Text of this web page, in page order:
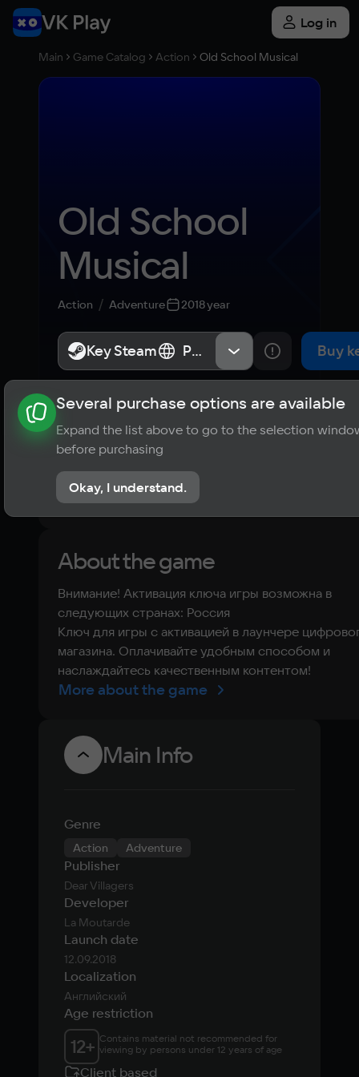
Log in
Main Game Catalog Action Old School Musical
Old School
Musical
Action Adventure 2018 year
Key Steam Россия Buy
About the game News Requirements
? Player ratings
No reviews
About the game
Внимание! Активация ключа игры возможна в
следующих странах: Россия
Ключ для игры с активацией в лаунчере
магазина. Оплачивайте удобным способом и
наслаждайтесь качественным контентом!
More about the game
Main Info
Genre
Action Adventure
Publisher
Dear Villagers
Developer
La Moutarde
Launch date
12.09.2018
Localization
Английский
Age restriction
12+ Contains material not recommended for
viewing by persons under 12 years of age
Client based
Key Steam Россия
Several purchase options are available
Expand the list above to go to the selection
before purchasing
Okay, I understand.